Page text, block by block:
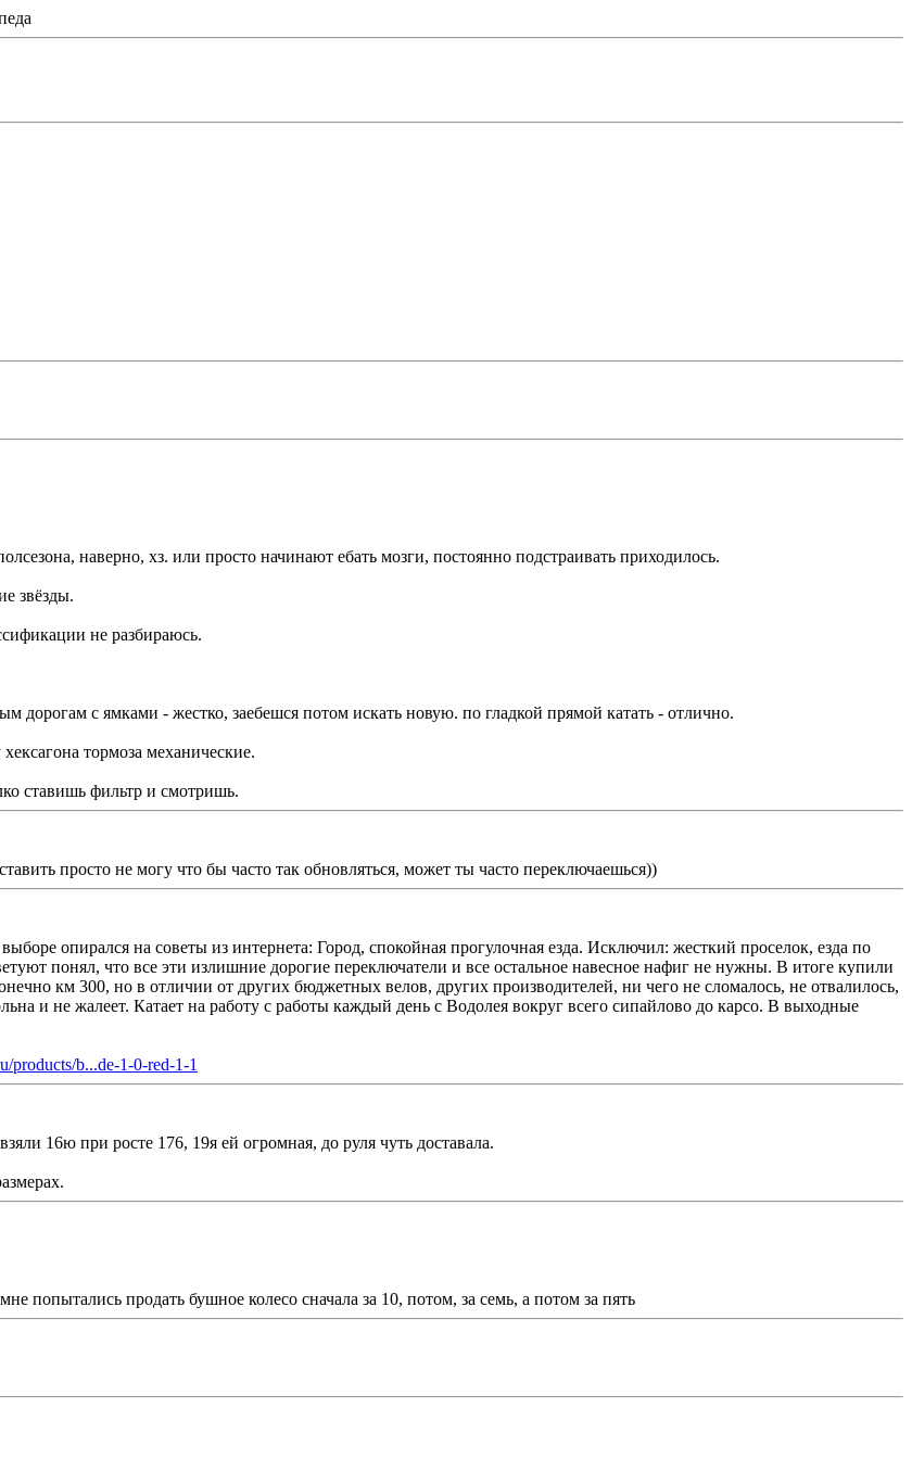
наверно, хз. или просто начинают ебать мозги, постоянно подстраивать приходилось.
звёзды.
не разбираюсь.
дорогам с ямками - жестко, заебешся потом искать новую. по гладкой прямой катать - отлично.
тормоза механические.
ставишь фильтр и смотришь.
просто не могу что бы часто так обновляться, может ты часто переключаешься))
опирался на советы из интернета: Город, спокойная прогулочная езда. Исключил: жесткий проселок, езда по
понял, что все эти излишние дорогие переключатели и все остальное навесное нафиг не нужны. В итоге купили
км 300, но в отличии от других бюджетных велов, других производителей, ни чего не сломалось, не отвалилось,
и не жалеет. Катает на работу с работы каждый день с Водолея вокруг всего сипайлово до карсо. В выходные
products/b...de-1-0-red-1-1
16ю при росте 176, 19я ей огромная, до руля чуть доставала.
попытались продать бушное колесо сначала за 10, потом, за семь, а потом за пять